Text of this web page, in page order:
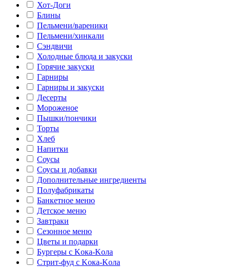
Хот-Доги
Блины
Пельмени/вареники
Пельмени/хинкали
Сэндвичи
Холодные блюда и закуски
Горячие закуски
Гарниры
Гарниры и закуски
Десерты
Мороженое
Пышки/пончики
Торты
Хлеб
Напитки
Соусы
Соусы и добавки
Дополнительные ингредиенты
Полуфабрикаты
Банкетное меню
Детское меню
Завтраки
Сезонное меню
Цветы и подарки
Бургеры с Kока-Kола
Стрит-фуд с Kока-Kола